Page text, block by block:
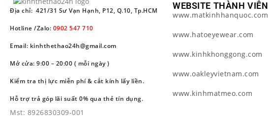
Địa chỉ: 421/31 Sư Vạn Hạnh, P12, Q.10, Tp.HCM
Hotline /Zalo: 0902 547 710
Email: kinhthethao24h@gmail.com
Mở cửa: 9:00 – 20:00 ( mỗi ngày )
Kiểm tra thị lực miễn phí & cắt kính lấy liền.
Hỗ trợ trả góp lãi suất 0% qua thẻ tín dụng.
Mst: 8926830309-001
WEBSITE THÀNH VIÊN
www.matkinhhanquoc.com
www.hatoeyewear.com
www.kinhkhonggong.com
www.oakleyvietnam.com
www.kinhmatmeo.com